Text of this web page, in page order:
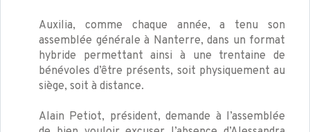
Auxilia, comme chaque année, a tenu son
assemblée générale à Nanterre, dans un format
hybride permettant ainsi à une trentaine de
bénévoles d’être présents, soit physiquement au
siège, soit à distance.
Alain Petiot, président, demande à l’assemblée